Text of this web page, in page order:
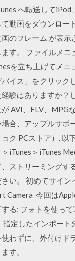
へ転送してiPod
て動画をダウンロ
のフレーム が表示
ます。 ファイルメ
を立ち上げてメ
イス」をクリック
験はありますか？
が AVI、FLV、MPG
合、アップルサポ
ョク PCストア）.
iTunes＞iTunes
、ストリーミングす
さい。 初めてサイ
Camera 今回は
る; フォトを使っ
指定したインポート
わずに、外付けド
す。